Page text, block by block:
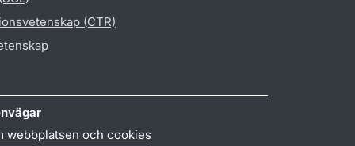
(CTR)
webbplatsen och cookies